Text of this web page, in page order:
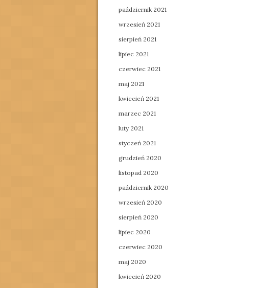
październik 2021
wrzesień 2021
sierpień 2021
lipiec 2021
czerwiec 2021
maj 2021
kwiecień 2021
marzec 2021
luty 2021
styczeń 2021
grudzień 2020
listopad 2020
październik 2020
wrzesień 2020
sierpień 2020
lipiec 2020
czerwiec 2020
maj 2020
kwiecień 2020